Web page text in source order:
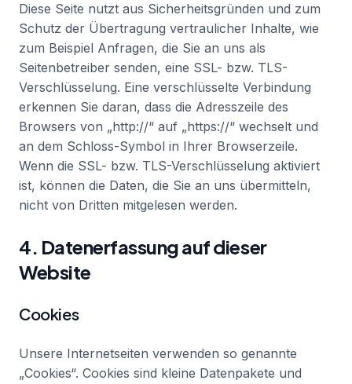
Diese Seite nutzt aus Sicherheitsgründen und zum
Schutz der Übertragung vertraulicher Inhalte, wie
zum Beispiel Anfragen, die Sie an uns als
Seitenbetreiber senden, eine SSL- bzw. TLS-
Verschlüsselung. Eine verschlüsselte Verbindung
erkennen Sie daran, dass die Adresszeile des
Browsers von „http://“ auf „https://“ wechselt und
an dem Schloss-Symbol in Ihrer Browserzeile.
Wenn die SSL- bzw. TLS-Verschlüsselung aktiviert
ist, können die Daten, die Sie an uns übermitteln,
nicht von Dritten mitgelesen werden.
4. Datenerfassung auf dieser
Website
Cookies
Unsere Internetseiten verwenden so genannte
„Cookies“. Cookies sind kleine Datenpakete und